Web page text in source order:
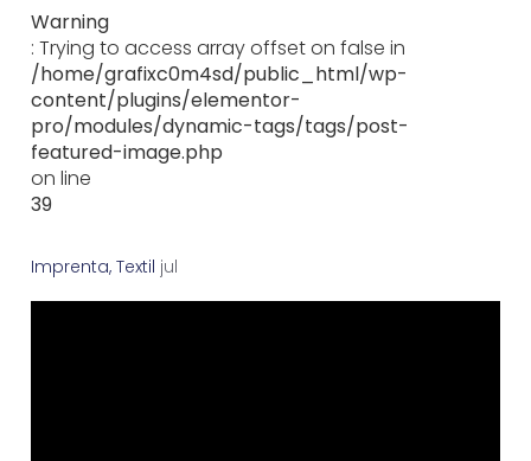
Warning
: Trying to access array offset on false in
/home/grafixc0m4sd/public_html/wp-
content/plugins/elementor-
pro/modules/dynamic-tags/tags/post-
featured-image.php
on line
39
Imprenta, Textil jul